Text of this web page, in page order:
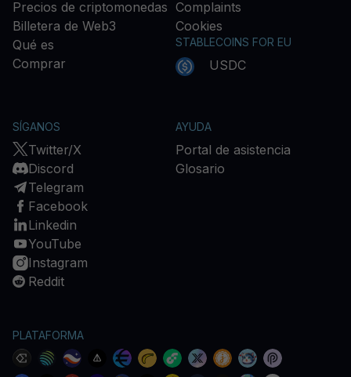
Precios de criptomonedas
Billetera de Web3
Qué es
Comprar
Complaints
Cookies
STABLECOINS FOR EU
USDC
SÍGANOS
Twitter/X
Discord
Telegram
Facebook
Linkedin
YouTube
Instagram
Reddit
AYUDA
Portal de asistencia
Glosario
PLATAFORMA